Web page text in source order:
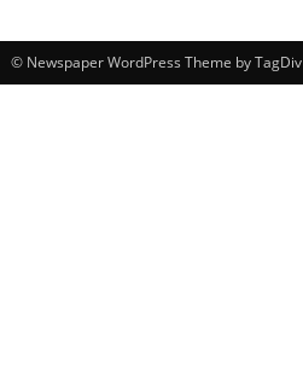
© Newspaper WordPress Theme by TagDiv